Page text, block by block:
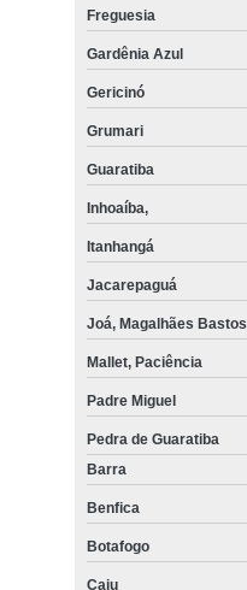
Freguesia
Gardênia Azul
Gericinó
Grumari
Guaratiba
Inhoaíba,
Itanhangá
Jacarepaguá
Joá, Magalhães Bastos
Mallet, Paciência
Padre Miguel
Pedra de Guaratiba
Barra
Benfica
Botafogo
Caju